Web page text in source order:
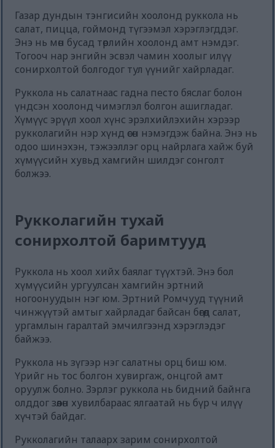
Газар дундын тэнгисийн хоолонд руккола нь
салат, пицца, гоймонд түгээмэл хэрэглэгддэг.
Энэ нь мөн бусад төрлийн хоолонд амт нэмдэг.
Тогооч нар энгийн эсвэл чамин хоолыг илүү
сонирхолтой болгодог тул үүнийг хайрладаг.
Руккола нь салатнаас гадна песто бяслаг болон
үндсэн хоолонд чимэглэл болгон ашигладаг.
Хүмүүс эрүүл хоол хүнс эрэлхийлэхийн хэрээр
рукколагийн нэр хүнд өсөн нэмэгдэж байна. Энэ нь
одоо шинэхэн, тэжээллэг орц найрлага хайж буй
хүмүүсийн хувьд хамгийн шилдэг сонголт
болжээ.
Рукколагийн тухай
сонирхолтой баримтууд
Руккола нь хоол хийх баялаг түүхтэй. Энэ бол
хүмүүсийн ургуулсан хамгийн эртний
ногоонуудын нэг юм. Эртний Ромчууд түүний
чинжүүтэй амтыг хайрладаг байсан бөгөөд салат,
ургамлын гаралтай эмчилгээнд хэрэглэдэг
байжээ.
Руккола нь зүгээр нэг салатны орц биш юм.
Үрийг нь тос болгон хувиргаж, онцгой амт
оруулж болно. Зэрлэг руккола нь бидний байнга
олддог зөөлөн хувилбараас ялгаатай нь бүр ч илүү
хүчтэй байдаг.
Рукколагийн талаарх зарим сонирхолтой